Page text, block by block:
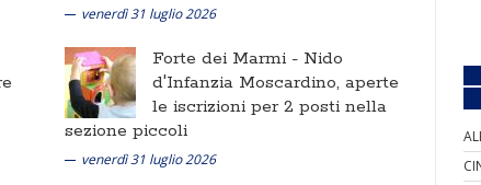
venerdì 31 luglio 2026
Forte dei Marmi - Nido
d'Infanzia Moscardino, aperte
le iscrizioni per 2 posti nella
sezione piccoli
venerdì 31 luglio 2026